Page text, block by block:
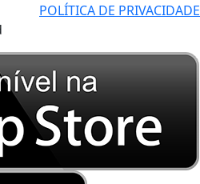
POLÍTICA DE PRIVACIDADE